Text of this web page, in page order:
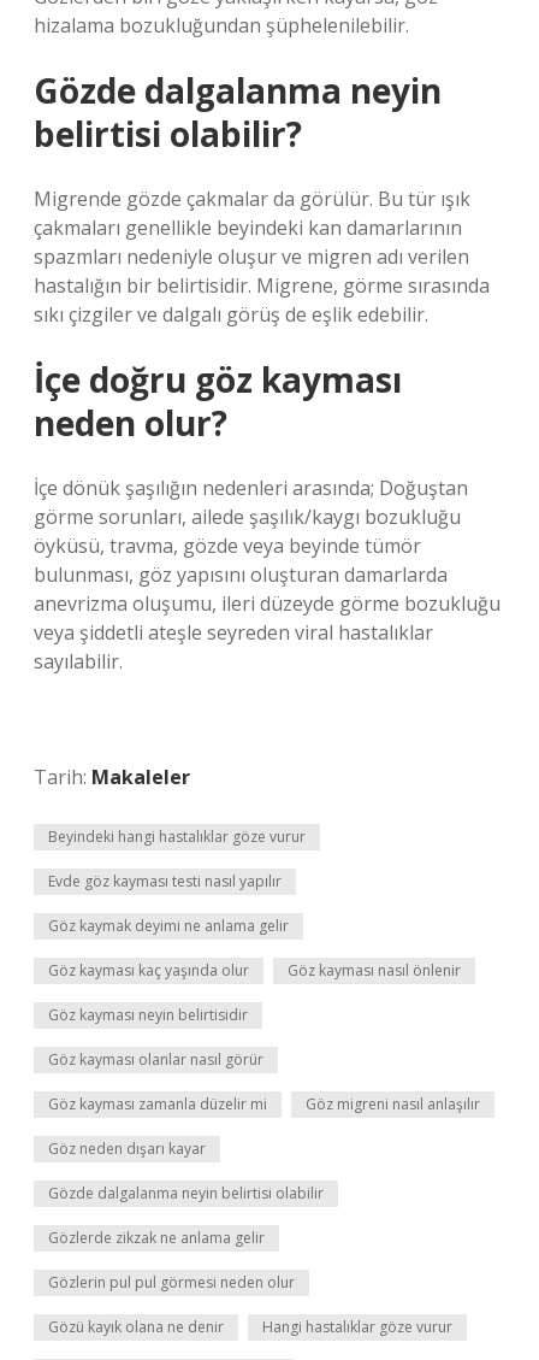
hizalama bozukluğundan şüphelenilebilir.
Gözde dalgalanma neyin
belirtisi olabilir?
Migrende gözde çakmalar da görülür. Bu tür ışık
çakmaları genellikle beyindeki kan damarlarının
spazmları nedeniyle oluşur ve migren adı verilen
hastalığın bir belirtisidir. Migrene, görme sırasında
sıkı çizgiler ve dalgalı görüş de eşlik edebilir.
İçe doğru göz kayması
neden olur?
İçe dönük şaşılığın nedenleri arasında; Doğuştan
görme sorunları, ailede şaşılık/kaygı bozukluğu
öyküsü, travma, gözde veya beyinde tümör
bulunması, göz yapısını oluşturan damarlarda
anevrizma oluşumu, ileri düzeyde görme bozukluğu
veya şiddetli ateşle seyreden viral hastalıklar
sayılabilir.
Tarih: Makaleler
Beyindeki hangi hastalıklar göze vurur
Evde göz kayması testi nasıl yapılır
Göz kaymak deyimi ne anlama gelir
Göz kayması kaç yaşında olur Göz kayması nasıl önlenir
Göz kayması neyin belirtisidir
Göz kayması olanlar nasıl görür
Göz kayması zamanla düzelir mi Göz migreni nasıl anlaşılır
Göz neden dışarı kayar
Gözde dalgalanma neyin belirtisi olabilir
Gözlerde zikzak ne anlama gelir
Gözlerin pul pul görmesi neden olur
Gözü kayık olana ne denir Hangi hastalıklar göze vurur